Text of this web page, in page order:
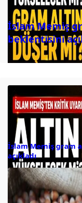
İslam Memiş
beklentisini
İslam Memiş gram
açıkladı